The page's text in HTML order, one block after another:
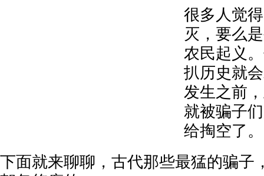
很多人觉
灭，要么
农民起义
扒历史就
发生之前
就被骗子
给掏空了。
下面就来聊聊，古代那些最猛的骗子